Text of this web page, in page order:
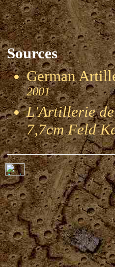
Sources
German
2001
L'Artillerie de
7,7cm Feld